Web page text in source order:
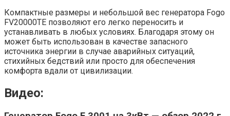
Компактные размеры и небольшой вес генератора Fogo
FV20000TE позволяют его легко переносить и
устанавливать в любых условиях. Благодаря этому он
может быть использован в качестве запасного
источника энергии в случае аварийных ситуаций,
стихийных бедствий или просто для обеспечения
комфорта вдали от цивилизации.
Видео: